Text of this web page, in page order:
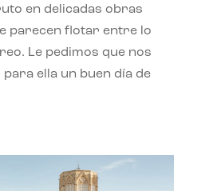
en delicadas obras
parecen flotar entre lo
Le pedimos que nos
ella un buen día de